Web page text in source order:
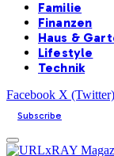
Familie
Finanzen
Haus &
Lifestyle
Technik
Facebook X (Twitter)
Subscribe